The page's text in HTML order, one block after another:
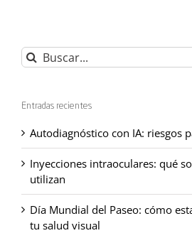
Buscar:
Entradas recientes
Autodiagnóstico con IA: riesgos
Inyecciones intraoculares: qué
utilizan
Día Mundial del Paseo: cómo
tu salud visual